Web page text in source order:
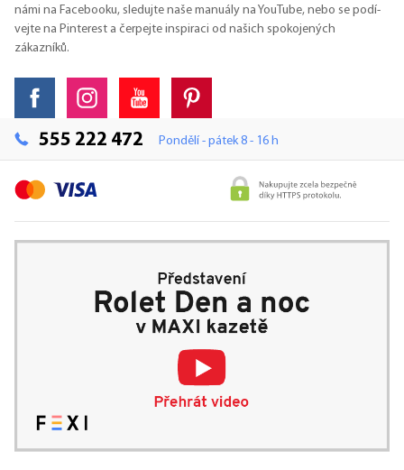
námi na Facebooku, sledujte naše manuály na YouTube, nebo se podí-
vejte na Pinterest a čerpejte inspiraci od našich spokojených
zákazníků.
555 222 472 Pondělí - pátek 8 - 16 h